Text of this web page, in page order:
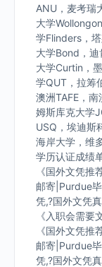
ANU，麦考瑞
大学
学Flinders，
大学Bond，
大学Curtin，
学QUT，拉筹
澳洲TAFE，
姆斯库克大学
USQ，埃迪斯
海岸大学，维
学历认证成绩
《国外文凭
邮寄|Purdue
凭,?国外文凭
《入职会需要
《国外文凭
邮寄|Purdue
凭,?国外文凭